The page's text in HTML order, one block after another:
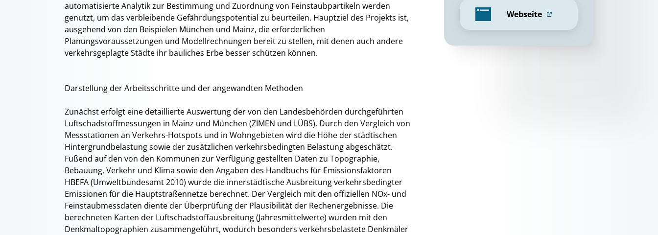
automatisierte Analytik zur Bestimmung und Zuordnung von Feinstaubpartikeln werden
genutzt, um das verbleibende Gefährdungspotential zu beurteilen. Hauptziel des Projekts ist,
ausgehend von den Beispielen München und Mainz, die erforderlichen
Planungsvoraussetzungen und Modellrechnungen bereit zu stellen, mit denen auch andere
verkehrsgeplagte Städte ihr bauliches Erbe besser schützen können.
Darstellung der Arbeitsschritte und der angewandten Methoden
Zunächst erfolgt eine detaillierte Auswertung der von den Landesbehörden durchgeführten
Luftschadstoffmessungen in Mainz und München (ZIMEN und LÜBS). Durch den Vergleich von
Messstationen an Verkehrs-Hotspots und in Wohngebieten wird die Höhe der städtischen
Hintergrundbelastung sowie der zusätzlichen verkehrsbedingten Belastung abgeschätzt.
Fußend auf den von den Kommunen zur Verfügung gestellten Daten zu Topographie,
Bebauung, Verkehr und Klima sowie den Angaben des Handbuchs für Emissionsfaktoren
HBEFA (Umweltbundesamt 2010) wurde die innerstädtische Ausbreitung verkehrsbedingter
Emissionen für die Hauptstraßennetze berechnet. Der Vergleich mit den offiziellen NOx- und
Feinstaubmessdaten diente der Überprüfung der Plausibilität der Rechenergebnisse. Die
berechneten Karten der Luftschadstoffausbreitung (Jahresmittelwerte) wurden mit den
Denkmaltopographien zusammengeführt, wodurch besonders verkehrsbelastete Denkmäler
Webseite